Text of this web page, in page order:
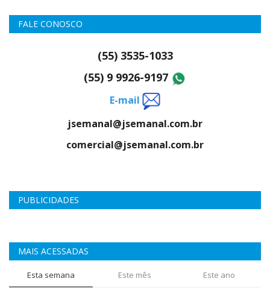
FALE CONOSCO
(55) 3535-1033
(55) 9 9926-9197
E-mail
jsemanal@jsemanal.com.br
comercial@jsemanal.com.br
PUBLICIDADES
MAIS ACESSADAS
Esta semana Este mês Este ano